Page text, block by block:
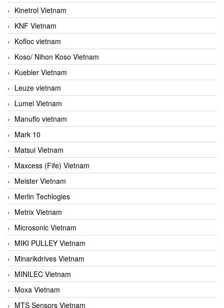
Kinetrol Vietnam
KNF Vietnam
Kofloc vietnam
Koso/ Nihon Koso Vietnam
Kuebler Vietnam
Leuze vietnam
Lumel Vietnam
Manuflo vietnam
Mark 10
Matsui Vietnam
Maxcess (Fife) Vietnam
Meister Vietnam
Merlin Techlogies
Metrix Vietnam
Microsonic Vietnam
MIKI PULLEY Vietnam
Minarikdrives Vietnam
MINILEC Vietnam
Moxa Vietnam
MTS Sensors Vietnam